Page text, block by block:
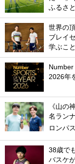
ふるさ
世界の
ブレイ
学ぶこ
Number
2026年
《山の
名ラン
ロンパス
38歳で
バスケ